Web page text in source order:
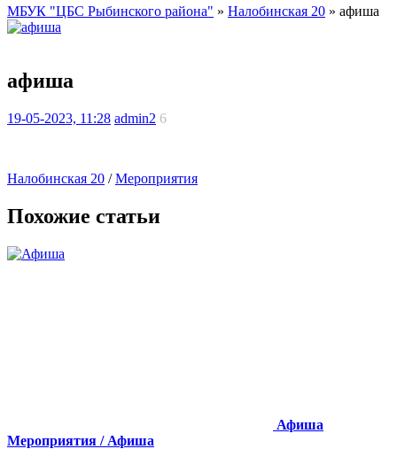
МБУК "ЦБС Рыбинского района" » Налобинская 20 » афиша
афиша
19-05-2023, 11:28 admin2 6
Налобинская 20 /Мероприятия
Похожие статьи
Афиша
Мероприятия / Афиша